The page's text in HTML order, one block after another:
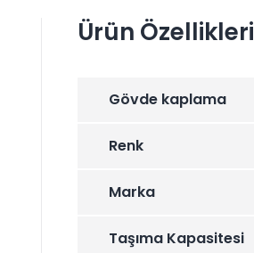
Ürün Özellikleri
Gövde kaplama
Renk
Marka
Taşıma Kapasitesi